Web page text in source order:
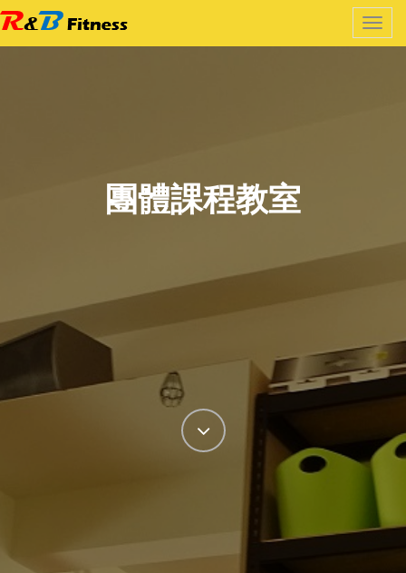
團體課程教室